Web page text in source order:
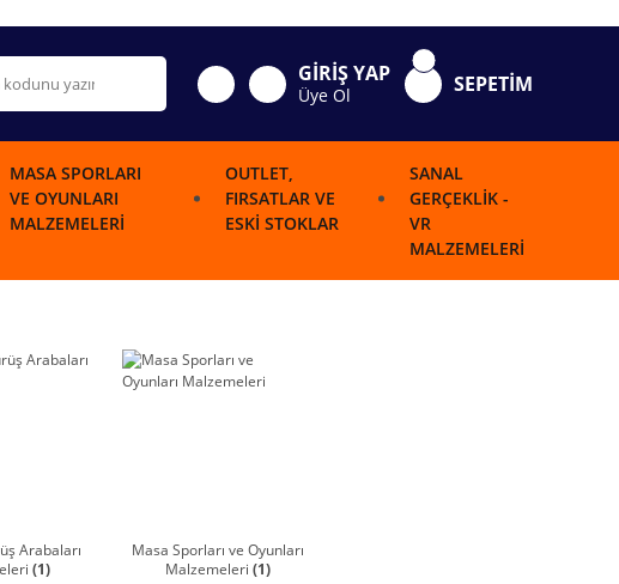
GİRİŞ YAP
Üye Ol SEPETİM
MASA SPORLARI
VE OYUNLARI
MALZEMELERI
OUTLET,
FIRSATLAR VE
ESKI STOKLAR
SANAL
GERÇEKLIK -
VR
MALZEMELERI
Arabaları
(1)
Masa Sporları ve Oyunları
Malzemeleri (1)